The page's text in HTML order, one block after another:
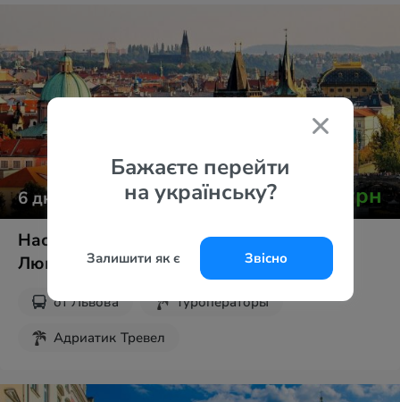
6дней от19 878 грн
Нас приваблюють міста. .. Париж та
Люксембург
от Львова
Туроператоры
Адриатик Тревел
Бажаєте перейти
на українську?
Залишити як є Звісно